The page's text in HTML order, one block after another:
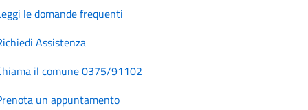
le domande frequenti
Assistenza
il comune 0375/91102
un appuntamento